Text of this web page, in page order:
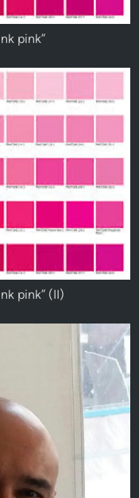
pink”
pink” (II)